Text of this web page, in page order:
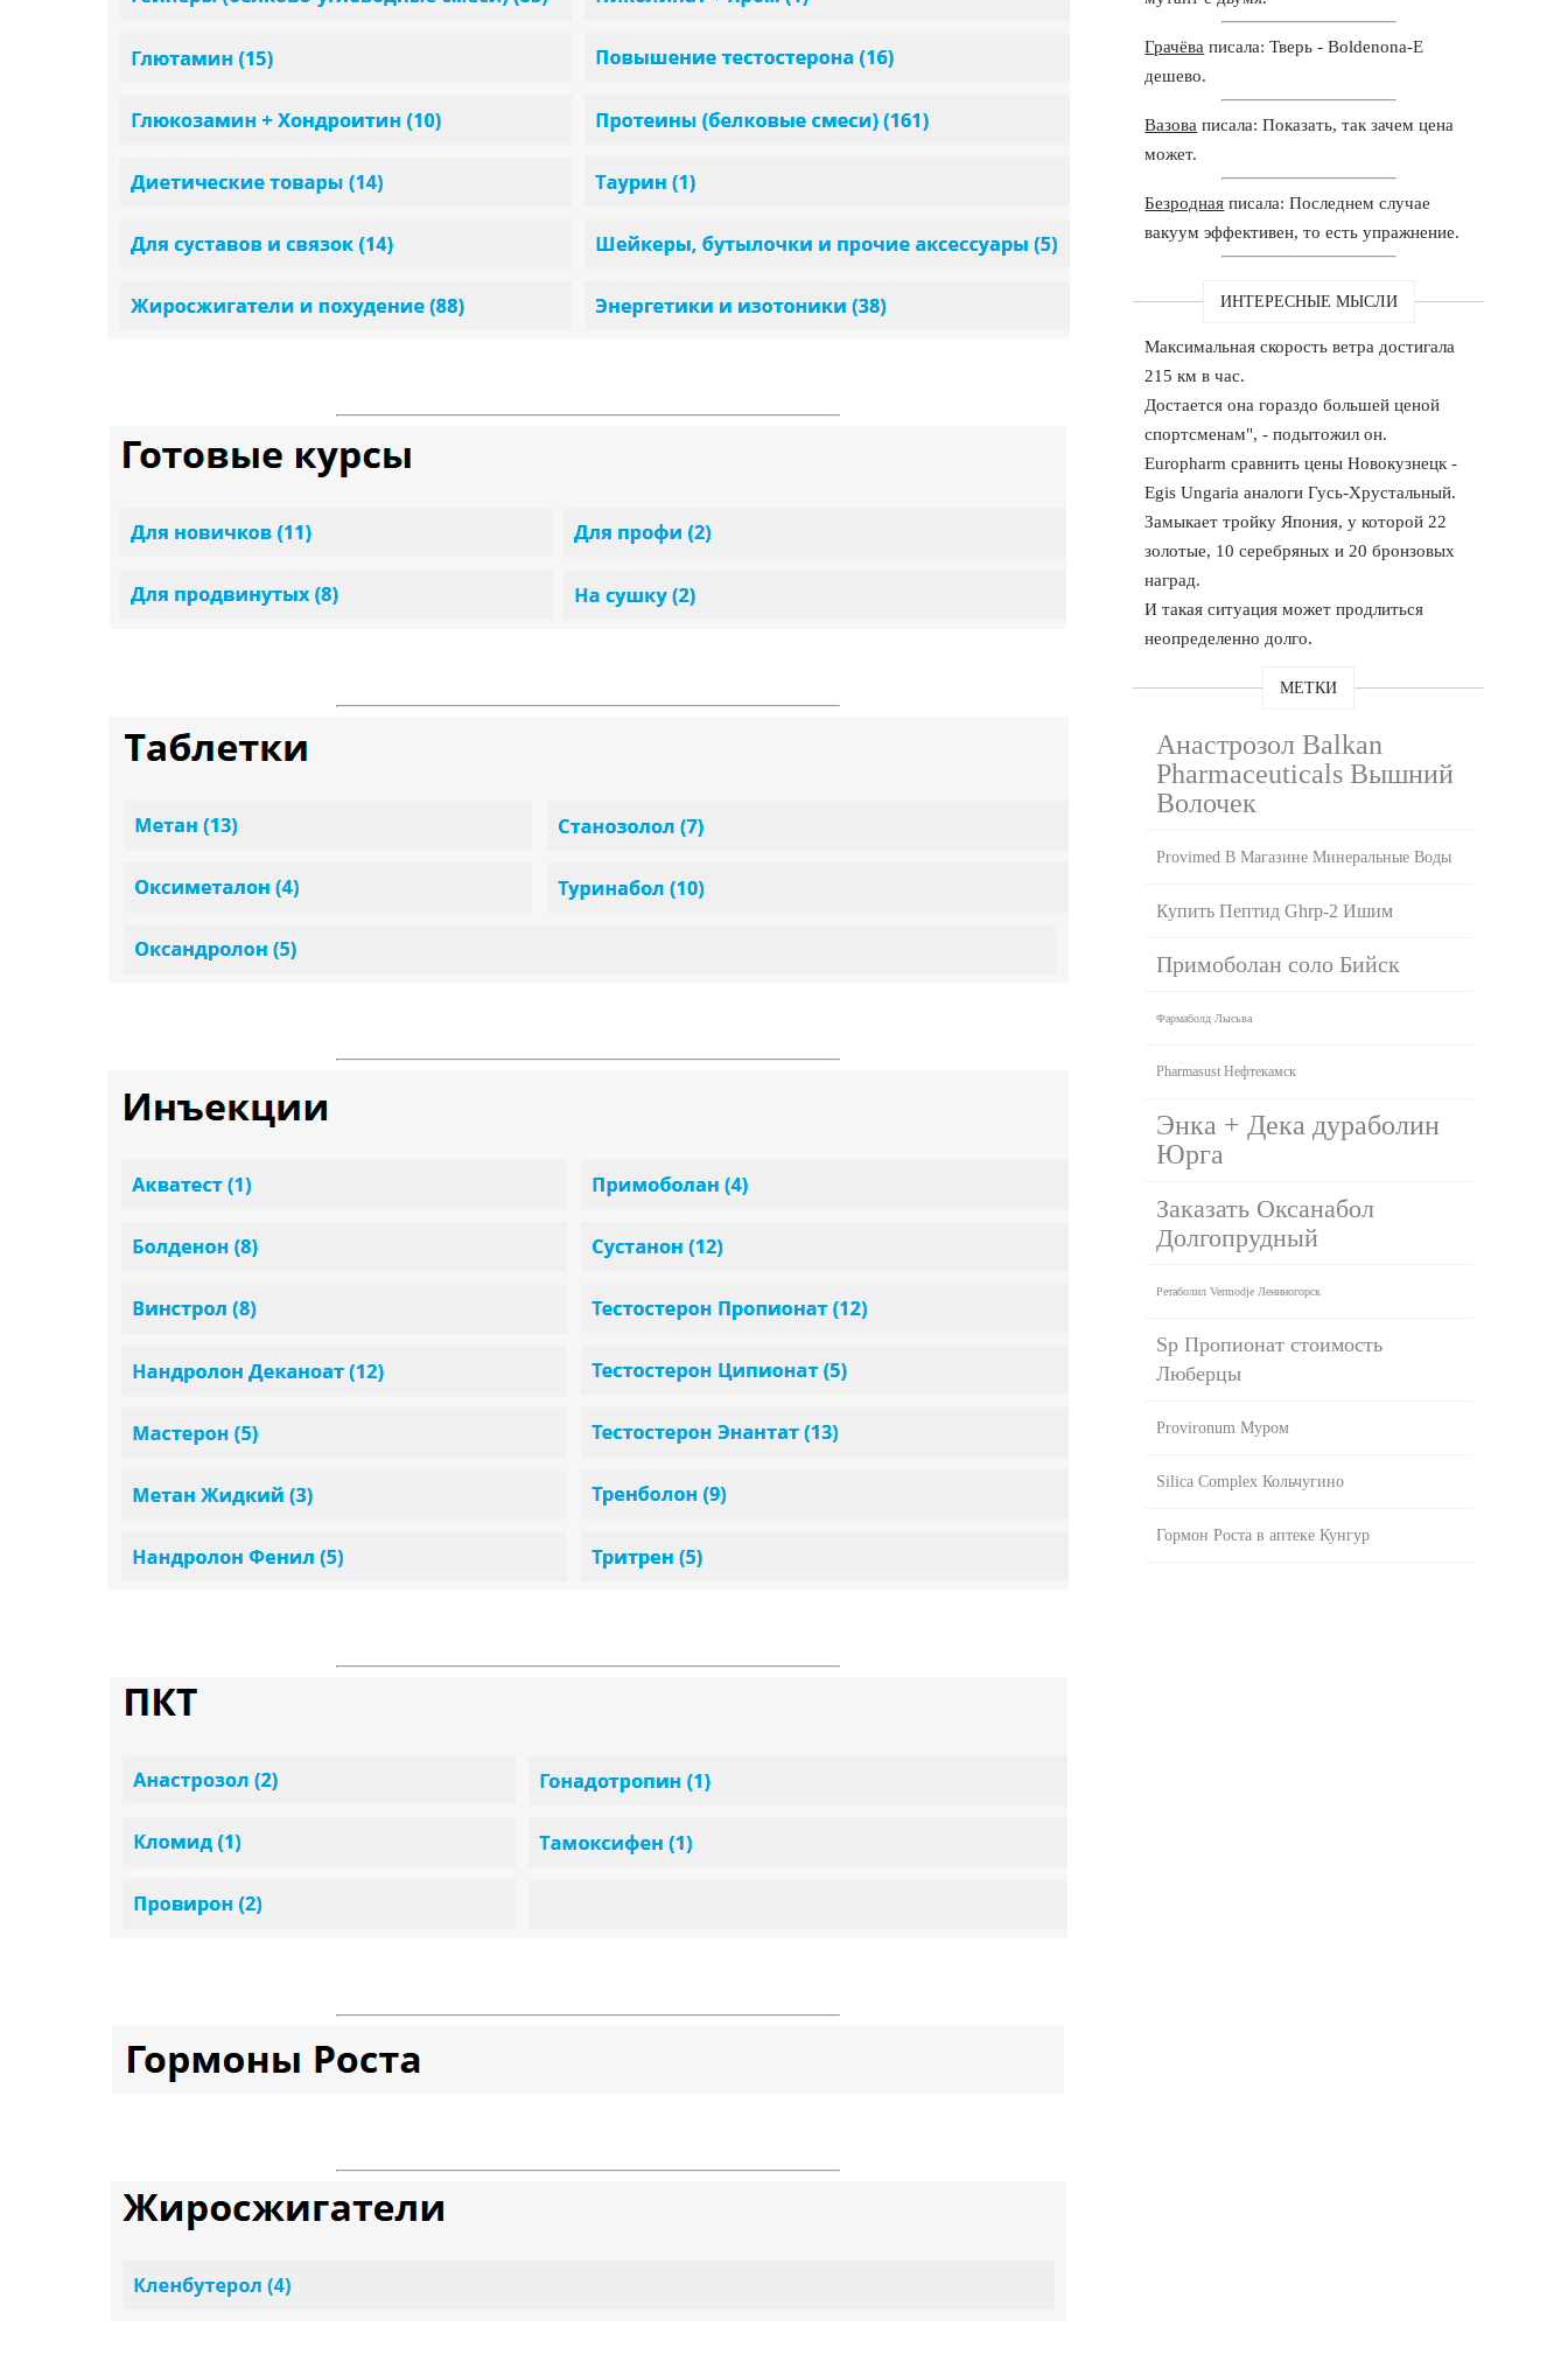
Грачёва писала: Тверь - Boldenona-E
дешево.
Вазова писала: Показать, так зачем цена
может.
Безродная писала: Последнем случае
вакуум эффективен, то есть упражнение.
ИНТЕРЕСНЫЕ МЫСЛИ
Максимальная скорость ветра достигала
215 км в час.
Достается она гораздо большей ценой
спортсменам", - подытожил он.
Europharm сравнить цены Новокузнецк -
Egis Ungaria аналоги Гусь-Хрустальный.
Замыкает тройку Япония, у которой 22
золотые, 10 серебряных и 20 бронзовых
наград.
И такая ситуация может продлиться
неопределенно долго.
МЕТКИ
Анастрозол Balkan
Pharmaceuticals Вышний
Волочек
Provimed В Магазине Минеральные Воды
Купить Пептид Ghrp-2 Ишим
Примоболан соло Бийск
Фармаболд Лысьва
Pharmasust Нефтекамск
Энка + Дека дураболин
Юрга
Заказать Оксанабол
Долгопрудный
Ретаболил Vermodje Лениногорск
Sp Пропионат стоимость
Люберцы
Provironum Муром
Silica Complex Кольчугино
Гормон Роста в аптеке Кунгур